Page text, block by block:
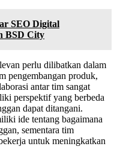
SEO Digital
BSD City
perlu dilibatkan dalam
pengembangan produk,
antar tim sangat
perspektif yang berbeda
dapat ditangani.
ide tentang bagaimana
sementara tim
untuk meningkatkan